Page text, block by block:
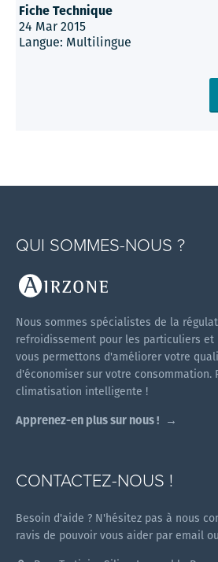
Fiche Technique
24 Mar 2015
Langue: Multilingue
QUI SOMMES-NOUS ?
Nous sommes spécialistes de la
refroidissement pour les particuliers et
vous permettons d'améliorer votre
d'économiser sur votre consommation.
climatisation intelligente !
Apprenez-en plus sur nous !
CONTACTEZ-NOUS !
Besoin d'aide ? N'hésitez pas à nous
ravis de pouvoir vous aider par email